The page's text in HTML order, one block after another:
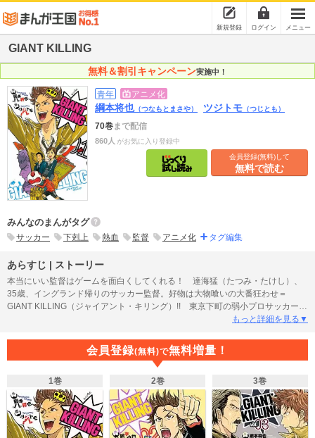
新規登録 ログイン メニュー
GIANT KILLING
無料＆割引キャンペーン実施中！
青年 アニメ化
綱本将也（つなもとまさや） ツジトモ （つじとも）
70巻まで配信
860人 がお気に入り登録中
会員登録(無料)して
無料で読む
みんなのまんがタグ
サッカー 下剋上 熱血 監督 アニメ化 タグ編集
あらすじ | ストーリー
本当にいい監督はゲームを面白くしてくれる！ 達海猛（たつみ・たけし）、
35歳、イングランド帰りのサッカー監督。好物は大物喰いの大番狂わせ＝
GIANT KILLING（ジャイアント・キリング）!! 東京下町の弱小プロサッカーク
ラブ、ETU（イースト・トーキョー・ユナイテッド）の監督に就任した達海
フ、そしてサポーターたちにパワーをくれる！ 『U-31』原作者と俊英がタッ
グを組んだ、これがフットボール漫画の新スタンダード!!
もっと詳細を見る▼
会員登録(無料)で無料増量！
1巻 2巻 3巻